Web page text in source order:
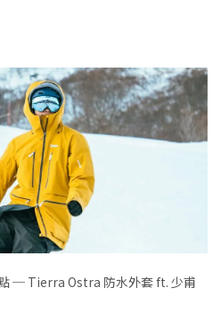
─ Tierra Ostra 防水外套 ft. 少甫